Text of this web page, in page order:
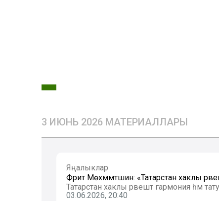
3 ИЮНЬ 2026 МАТЕРИАЛЛАРЫ
Яңалыклар
Фәрит Мөхәммәтшин: «Татарстан хаклы
Татарстан хаклы рәвештә гармония һәм
03.06.2026, 20:40